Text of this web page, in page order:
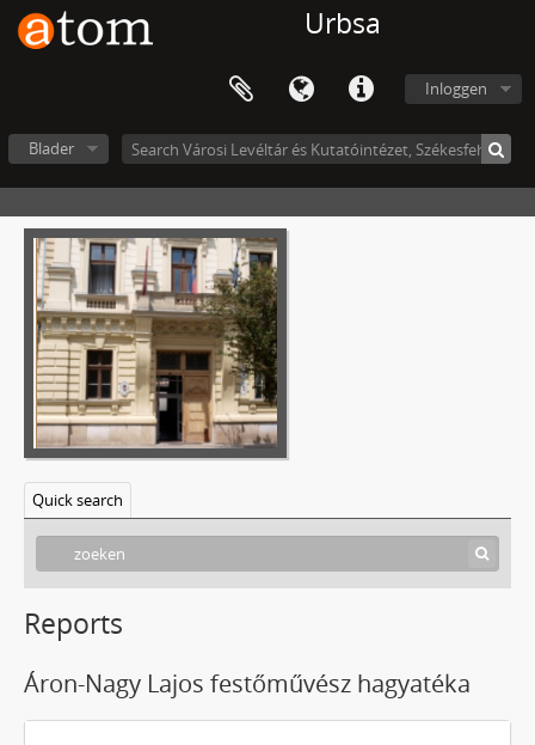
Urbsa
Inloggen
Blader
Quick search
Reports
Áron-Nagy Lajos festőművész hagyatéka